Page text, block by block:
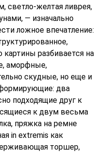
светло-желтая ливрея,
— изначально
ложное впечатление:
разбивается на
аморфные,
скудные, но еще и
два
подходящие друг к
к двум весьма
пряжка на ремне
in extremis как
торшер,